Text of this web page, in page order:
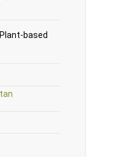
Plant-based